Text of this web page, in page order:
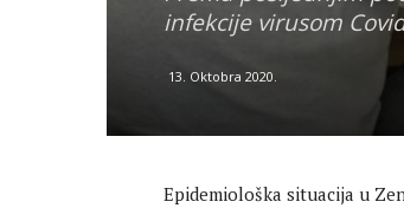
infekcije virusom
13. Oktobra 2020.
Epidemiološka situacija u